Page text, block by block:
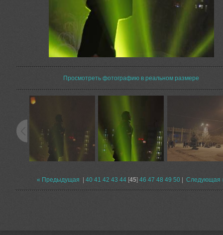
Просмотреть фотографию в реальном размере
« Предыдущая 40 41 42 43 44 [45] 46 47 48 49 50 Следующая